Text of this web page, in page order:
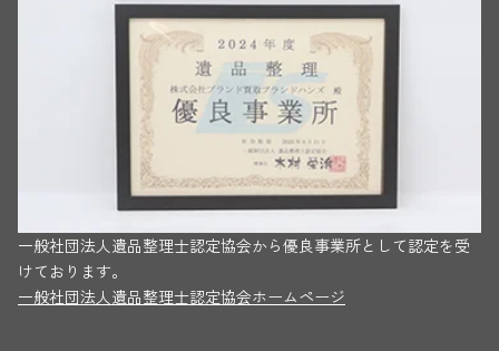
一般社団法人遺品整理士認定協会から優良事業所として認定を受
けております。
一般社団法人遺品整理士認定協会ホームページ